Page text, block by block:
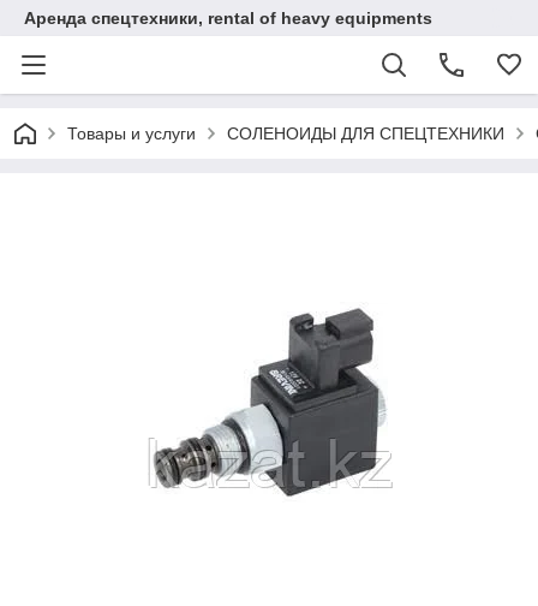
Аренда спецтехники, rental of heavy equipments
Товары и услуги СОЛЕНОИДЫ ДЛЯ СПЕЦТЕХНИКИ